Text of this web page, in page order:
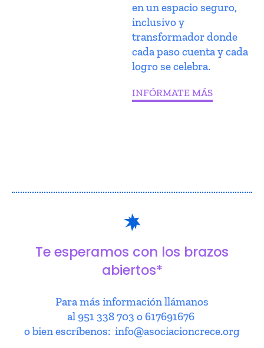
en un espacio seguro,
inclusivo y
transformador donde
cada paso cuenta y cada
logro se celebra.
INFÓRMATE MÁS
Te esperamos con los brazos
abiertos*
Para más información llámanos
al 951 338 703 o 617691676
o bien escríbenos: info@asociacioncrece.org